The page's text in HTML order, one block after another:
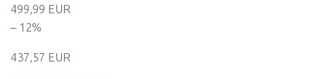
499,99 EUR
– 12%
437,57 EUR